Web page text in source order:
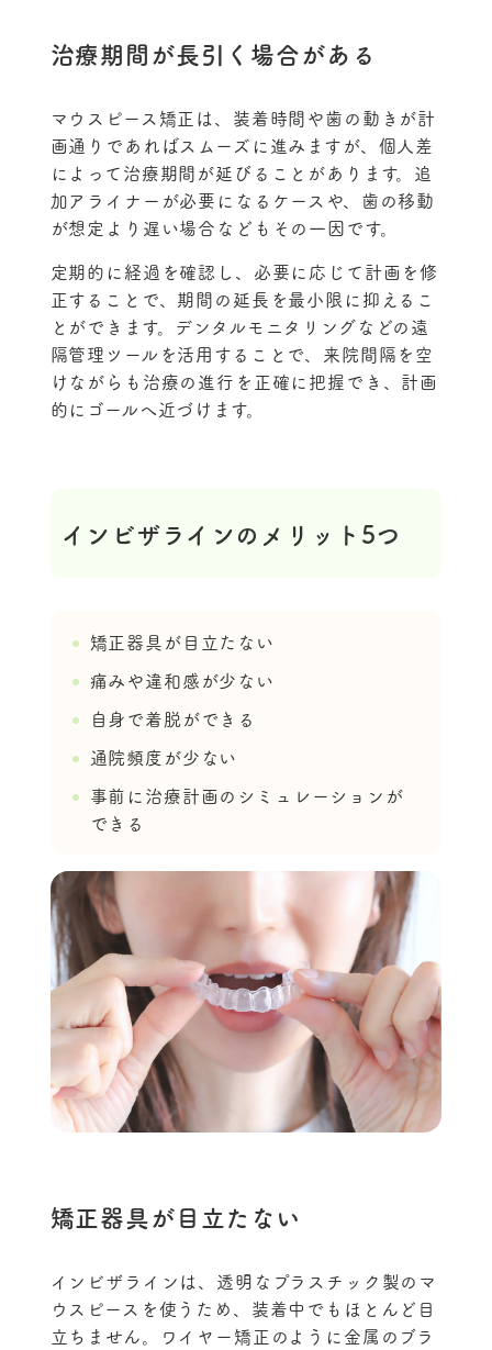
治療期間が長引く場合がある
マウスピース矯正は、装着時間や歯の動きが計
画通りであればスムーズに進みますが、個人差
によって治療期間が延びることがあります。追
加アライナーが必要になるケースや、歯の移動
が想定より遅い場合などもその一因です。
定期的に経過を確認し、必要に応じて計画を修
正することで、期間の延長を最小限に抑えるこ
とができます。デンタルモニタリングなどの遠
隔管理ツールを活用することで、来院間隔を空
けながらも治療の進行を正確に把握でき、計画
的にゴールへ近づけます。
インビザラインのメリット5つ
矯正器具が目立たない
痛みや違和感が少ない
自身で着脱ができる
通院頻度が少ない
事前に治療計画のシミュレーションが
できる
矯正器具が目立たない
インビザラインは、透明なプラスチック製のマ
ウスピースを使うため、装着中でもほとんど目
立ちません。ワイヤー矯正のように金属のブラ